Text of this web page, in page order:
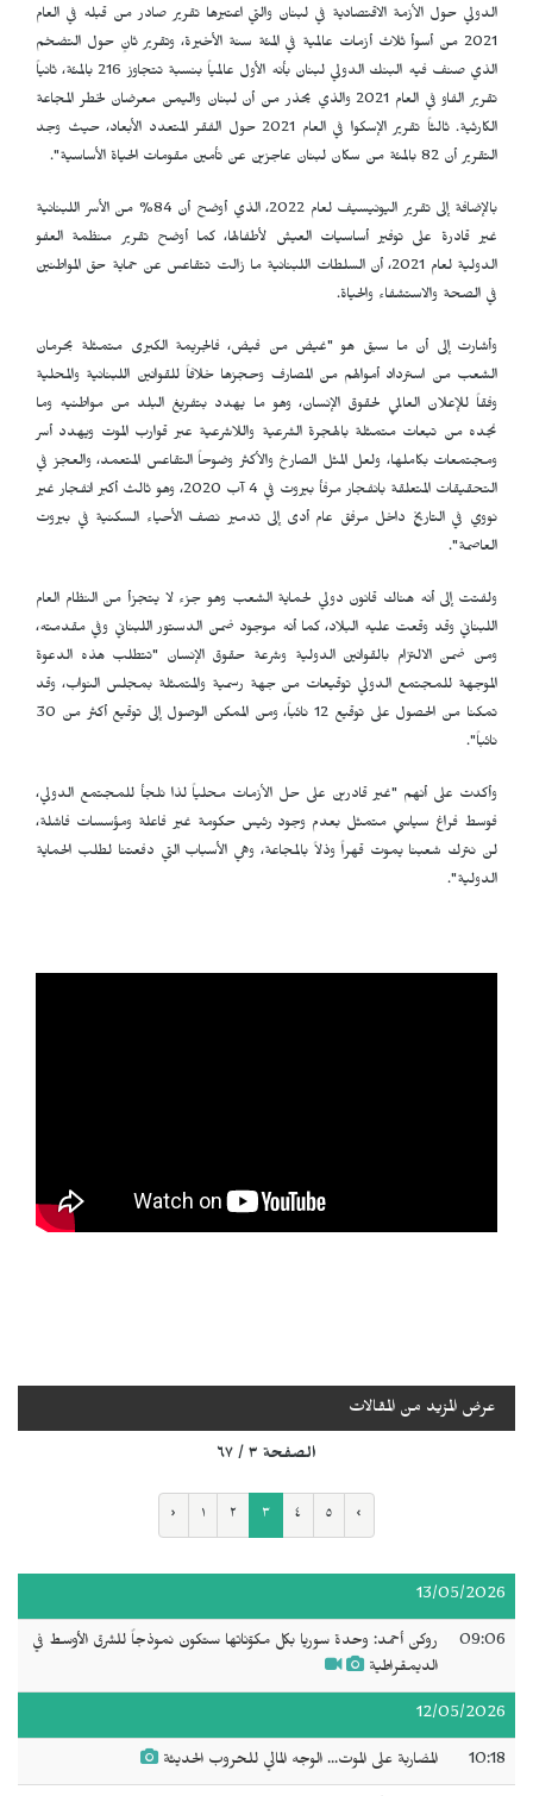
الدولي حول الأزمة الاقتصادية في لبنان والتي اعتبرها تقرير صادر من قبله في العام
2021 من أسوأ ثلاث أزمات عالمية في المئة سنة الأخيرة، وتقرير ثانٍ حول التضخم
الذي صنف فيه البنك الدولي لبنان بأنه الأول عالمياً بنسبة تتجاوز 216 بالمئة، ثانياً
تقرير الفاو في العام 2021 والذي يحذر من أن لبنان واليمن معرضان لخطر المجاعة
الكارثية. ثالثاً تقرير الإسكوا في العام 2021 حول الفقر المتعدد الأبعاد، حيث وجد
التقرير أن 82 بالمئة من سكان لبنان عاجزين عن تأمين مقومات الحياة الأساسية".
بالإضافة إلى تقرير اليونيسيف لعام 2022، الذي أوضح أن 84% من الأسر اللبنانية
غير قادرة على توفير أساسيات العيش لأطفالها، كما أوضح تقرير منظمة العفو
الدولية لعام 2021، أن السلطات اللبنانية ما زالت تتقاعس عن حماية حق المواطنين
في الصحة والاستشفاء والحياة.
وأشارت إلى أن ما سبق هو "غيض من فيض، فالجريمة الكبرى متمثلة بحرمان
الشعب من استرداد أموالهم من المصارف وحجزها خلافاً للقوانين اللبنانية والمحلية
وفقاً للإعلان العالمي لحقوق الإنسان، وهو ما يهدد بتفريغ البلد من مواطنيه وما
نجده من تبعات متمثلة بالهجرة الشرعية واللاشرعية عبر قوارب الموت ويهدد أسر
ومجتمعات بكاملها، ولعل المثل الصارخ والأكثر وضوحاً التقاعس المتعمد، والعجز في
التحقيقات المتعلقة بانفجار مرفأ بيروت في 4 آب 2020، وهو ثالث أكبر انفجار غير
نووي في التاريخ داخل مرفق عام أدى إلى تدمير نصف الأحياء السكنية في بيروت
العاصمة".
ولفتت إلى أنه هناك قانون دولي لحماية الشعب وهو جزء لا يتجزأ من النظام العام
اللبناني وقد وقعت عليه البلاد، كما أنه موجود ضمن الدستور اللبناني وفي مقدمته،
ومن ضمن الالتزام بالقوانين الدولية وشرعة حقوق الإنسان "تتطلب هذه الدعوة
الموجهة للمجتمع الدولي توقيعات من جهة رسمية والمتمثلة بمجلس النواب، وقد
تمكنا من الحصول على توقيع 12 نائباً، ومن الممكن الوصول إلى توقيع أكثر من 30
نائباً".
وأكدت على أنهم "غير قادرين على حل الأزمات محلياً لذا نلجأ للمجتمع الدولي،
فوسط فراغ سياسي متمثل بعدم وجود رئيس حكومة غير فاعلة ومؤسسات فاشلة،
لن نترك شعبنا يموت قهراً وذلاً بالمجاعة، وهي الأسباب التي دفعتنا لطلب الحماية
الدولية".
عرض المزيد من المقالات
الصفحة ٣ / ٦٧
‹ ١ ٢ ٣ ٤ ٥ ›
13/05/2026
09:06
روكن أحمد: وحدة سوريا بكل مكوّناتها ستكون نموذجاً للشرق الأوسط في
الديمقراطية
12/05/2026
10:18 المضاربة على الموت... الوجه المالي للحروب الحديثة